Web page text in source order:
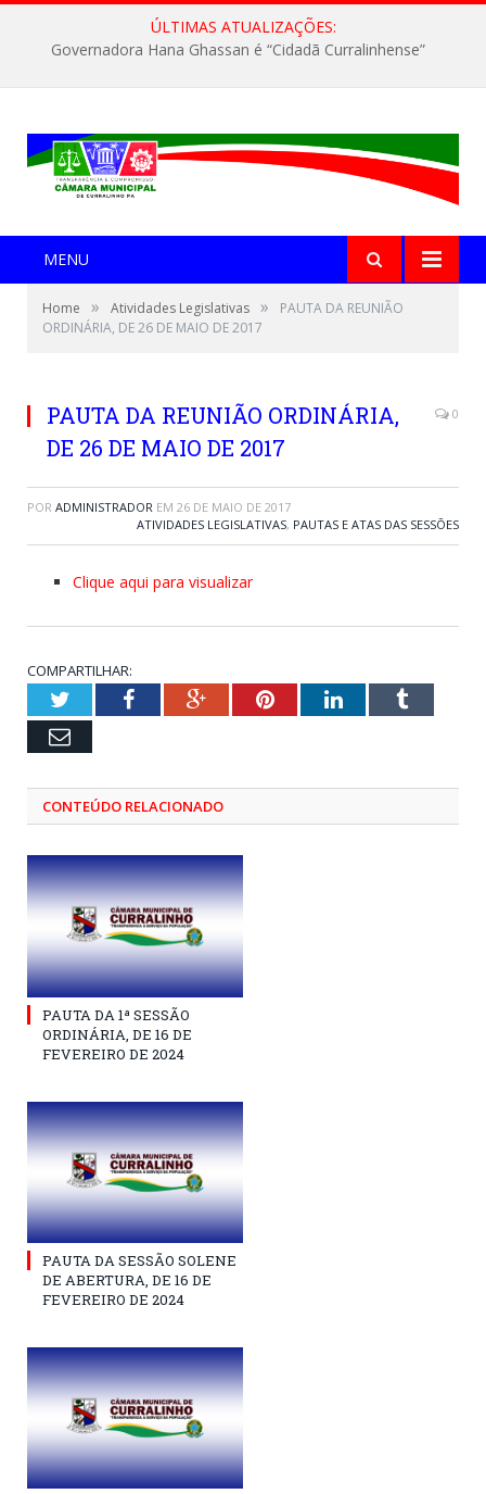
ÚLTIMAS ATUALIZAÇÕES:
Governadora Hana Ghassan é “Cidadã Curralinhense”
MENU
Home » Atividades Legislativas »
PAUTA DA REUNIÃO
ORDINÁRIA, DE 26 DE MAIO DE 2017
PAUTA DA REUNIÃO ORDINÁRIA,
DE 26 DE MAIO DE 2017
0
POR ADMINISTRADOR EM 26 DE MAIO DE 2017
ATIVIDADES LEGISLATIVAS, PAUTAS E ATAS DAS SESSÕES
Clique aqui para visualizar
COMPARTILHAR:
TwitterFacebookGoogle+PinterestLinkedInTumblr
Email
CONTEÚDO RELACIONADO
PAUTA DA 1ª SESSÃO
ORDINÁRIA, DE 16 DE
FEVEREIRO DE 2024
PAUTA DA SESSÃO SOLENE
DE ABERTURA, DE 16 DE
FEVEREIRO DE 2024